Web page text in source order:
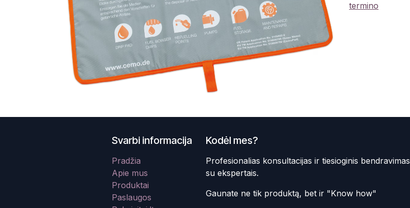
termino
Kodėl mes?
Profesionalias konsultacijas ir tiesioginis bendravimas
su ekspertais.
Gaunate ne tik produktą, bet ir "Know how"
Svarbi informacija
Pradžia
Apie mus
Produktai
Paslaugos